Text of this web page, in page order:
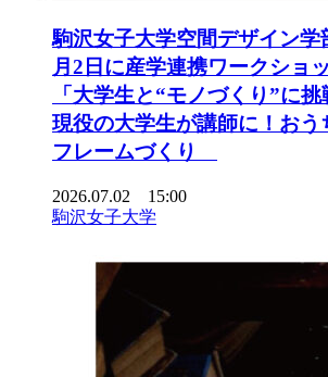
駒沢女子大学空間デザイン学
月2日に産学連携ワークショ
「大学生と“モノづくり”に
現役の大学生が講師に！おう
フレームづくり
2026.07.02 15:00
駒沢女子大学